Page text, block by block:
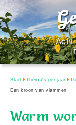
Acht
Start Thema's per jaar
Een kroon van vlammen
Warm